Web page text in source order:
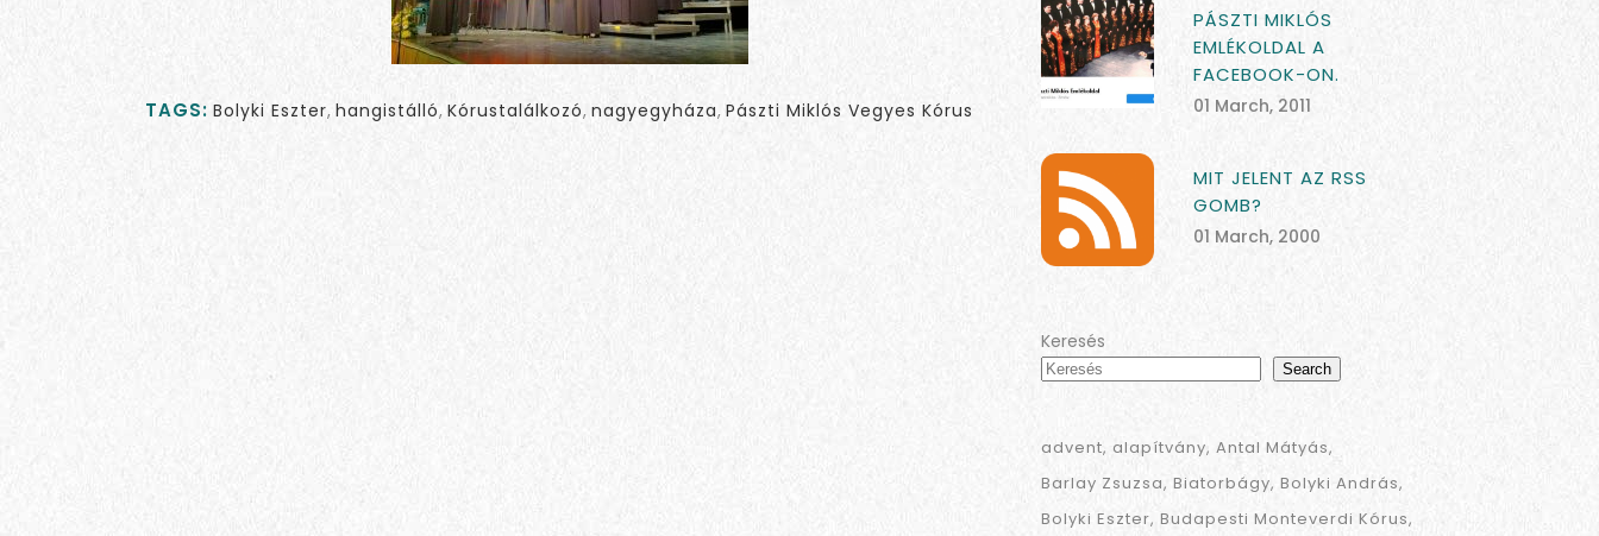
TAGS: Bolyki Eszter, hangistálló, Kórustalálkozó, nagyegyháza, Pászti Miklós Vegyes Kórus
PÁSZTI MIKLÓS
EMLÉKOLDAL A
FACEBOOK-ON.
01 March, 2011
MIT JELENT AZ RSS
GOMB?
01 March, 2000
Keresés
Search
advent alapítvány Antal Mátyás
Barlay Zsuzsa Biatorbágy Bolyki András
Bolyki Eszter Budapesti Monteverdi Kórus